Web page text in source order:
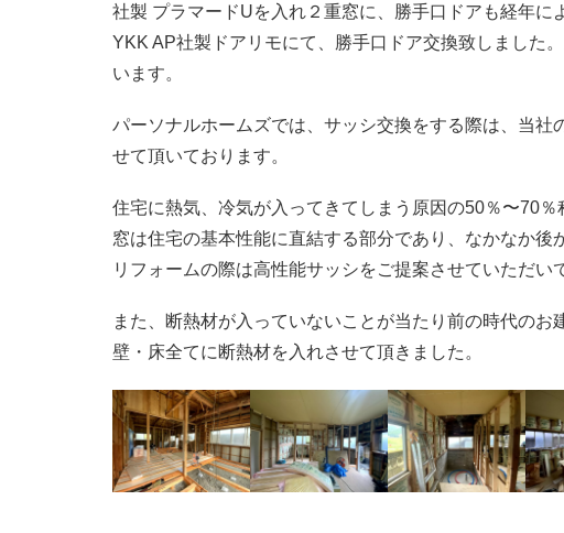
社製 プラマードUを入れ２重窓に、勝手口ドアも経年
YKK AP社製ドアリモにて、勝手口ドア交換致しました
います。
パーソナルホームズでは、サッシ交換をする際は、当社
せて頂いております。
住宅に熱気、冷気が入ってきてしまう原因の50％〜70％
窓は住宅の基本性能に直結する部分であり、なかなか後
リフォームの際は高性能サッシをご提案させていただい
また、断熱材が入っていないことが当たり前の時代のお
壁・床全てに断熱材を入れさせて頂きました。